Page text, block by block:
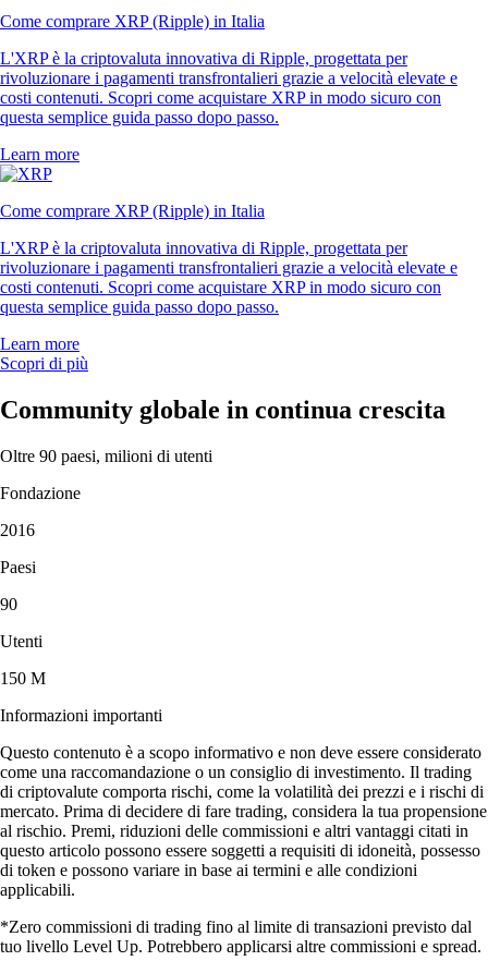
Come comprare XRP (Ripple) in Italia
L'XRP è la criptovaluta innovativa di Ripple, progettata per
rivoluzionare i pagamenti transfrontalieri grazie a velocità elevate e
costi contenuti. Scopri come acquistare XRP in modo sicuro con
questa semplice guida passo dopo passo.
Learn more
Come comprare XRP (Ripple) in Italia
L'XRP è la criptovaluta innovativa di Ripple, progettata per
rivoluzionare i pagamenti transfrontalieri grazie a velocità elevate e
costi contenuti. Scopri come acquistare XRP in modo sicuro con
questa semplice guida passo dopo passo.
Learn more
Scopri di più
Community globale in continua crescita
Oltre 90 paesi, milioni di utenti
Fondazione
2016
Paesi
90
Utenti
150 M
Informazioni importanti
Questo contenuto è a scopo informativo e non deve essere considerato
come una raccomandazione o un consiglio di investimento. Il trading
di criptovalute comporta rischi, come la volatilità dei prezzi e i rischi di
mercato. Prima di decidere di fare trading, considera la tua propensione
al rischio. Premi, riduzioni delle commissioni e altri vantaggi citati in
questo articolo possono essere soggetti a requisiti di idoneità, possesso
di token e possono variare in base ai termini e alle condizioni
applicabili.
*Zero commissioni di trading fino al limite di transazioni previsto dal
tuo livello Level Up. Potrebbero applicarsi altre commissioni e spread.